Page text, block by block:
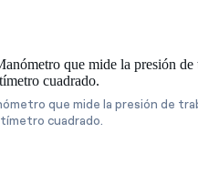
que mide la presión de
cuadrado.